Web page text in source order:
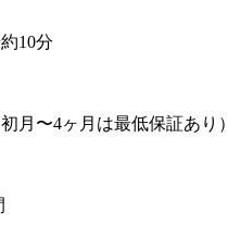
10分
月〜4ヶ月は最低保証あり）